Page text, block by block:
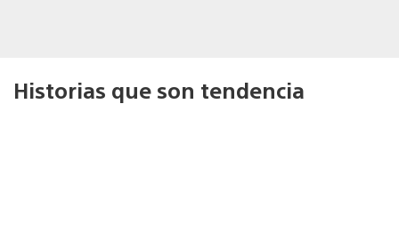
Historias que son tendencia